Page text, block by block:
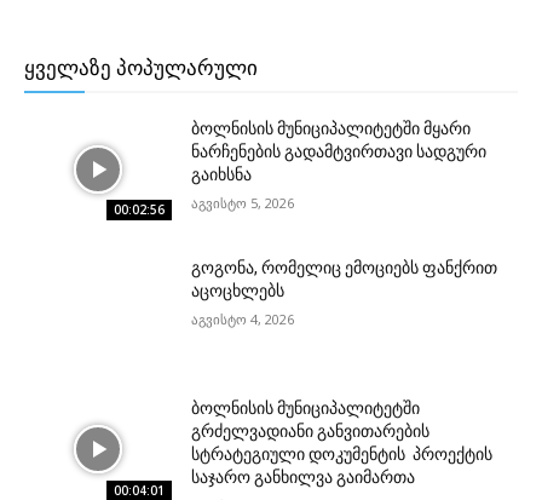
ᲧᲕᲔᲚᲐᲖᲔ ᲞᲝᲞᲣᲚᲐᲠᲣᲚᲘ
00:02:56
ბოლნისის მუნიციპალიტეტში მყარი
ნარჩენების გადამტვირთავი სადგური
გაიხსნა
აგვისტო 5, 2026
გოგონა, რომელიც ემოციებს ფანქრით
აცოცხლებს
აგვისტო 4, 2026
00:04:01
ბოლნისის მუნიციპალიტეტში
გრძელვადიანი განვითარების
სტრატეგიული დოკუმენტის პროექტის
საჯარო განხილვა გაიმართა